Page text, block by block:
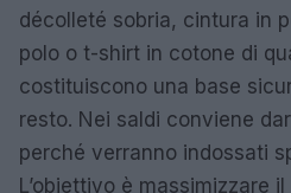
décolleté sobria, cintura in
polo o t-shirt in cotone di
costituiscono una base
resto. Nei saldi conviene
perché verranno indossati
L’obiettivo è massimizzare